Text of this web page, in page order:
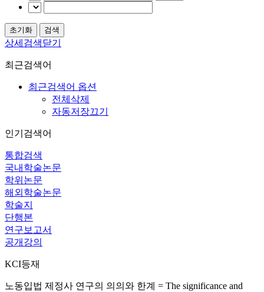
상세검색닫기
최근검색어
최근검색어 옵션
전체삭제
자동저장끄기
인기검색어
통합검색
국내학술논문
학위논문
해외학술논문
학술지
단행본
연구보고서
공개강의
KCI등재
노동입법 제정사 연구의 의의와 한계 = The significance and